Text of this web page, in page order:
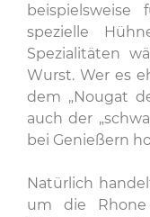
spezielle
Spezialitäten
Wurst. Wer es
dem „Nougat
auch der
bei Genießern
Natürlich
um die